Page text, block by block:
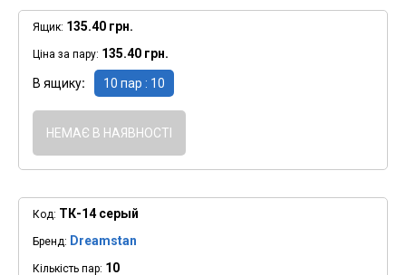
Ящик: 135.40 грн.
Ціна за пару: 135.40 грн.
В ящику 10 пар : 10
НЕМАЄ В НАЯВНОСТІ
Код: ТК-14 серый
Бренд: Dreamstan
Кількість пар: 10